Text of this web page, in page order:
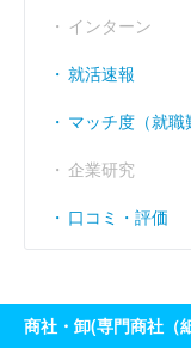
インターン
就活速報
マッチ度（就職
企業研究
口コミ・評価
商社・卸(専門商社（